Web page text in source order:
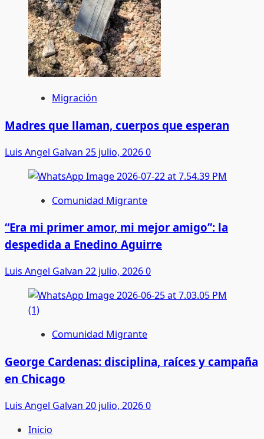
Migración
Madres que llaman, cuerpos que esperan
Luis Angel Galvan 25 julio, 20260
Comunidad Migrante
“Era mi primer amor, mi mejor amigo”: la
despedida a Enedino Aguirre
Luis Angel Galvan 22 julio, 20260
Comunidad Migrante
George Cardenas: disciplina, raíces y campaña
en Chicago
Luis Angel Galvan 20 julio, 20260
Inicio